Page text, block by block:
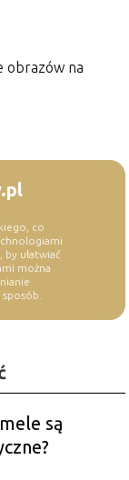
obrazów na
co
ułatwiać
można
są